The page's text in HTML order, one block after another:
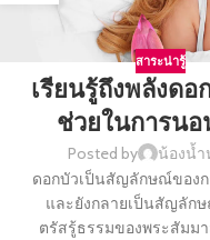
สาระน่ารู้
เรียนรู้ถึงพลังดอ
ช่วยในการน
Posted by
น้องน้ำ
ดอกบัวเป็นสัญลักษณ์ของก
และยังกลายเป็นสัญลัก
ตรัสรู้ธรรมของพระสัมม